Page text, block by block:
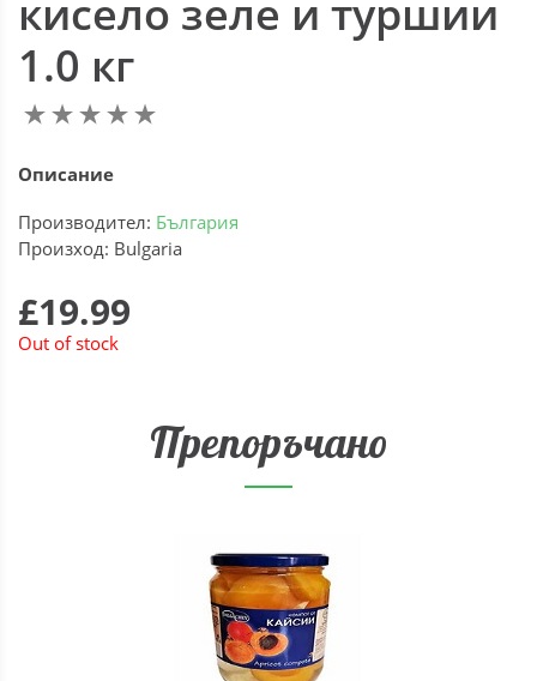
кисело зеле и туршии
1.0 кг
Описание
Производител: България
Произход: Bulgaria
£19.99
Out of stock
Препоръчано